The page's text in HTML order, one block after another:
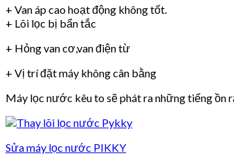
+ Van áp cao hoạt động không tốt.
+ Lõi lọc bị bẩn tắc
+ Hỏng van cơ,van điện từ
+ Vị trí đặt máy không cân bằng
Máy lọc nước kêu to sẽ phát ra những tiếng ồn
Sửa máy lọc nước PIKKY